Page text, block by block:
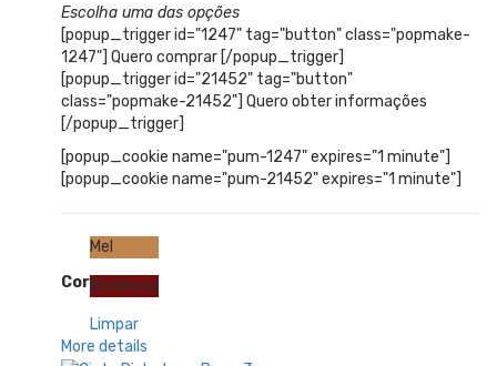
Escolha uma das opções
[popup_trigger id="1247" tag="button" class="popmake-
1247"] Quero comprar [/popup_trigger]
[popup_trigger id="21452" tag="button"
class="popmake-21452"] Quero obter informações
[/popup_trigger]
[popup_cookie name="pum-1247" expires="1 minute"]
[popup_cookie name="pum-21452" expires="1 minute"]
Cor
Mel
Bordeaux
Limpar
More details